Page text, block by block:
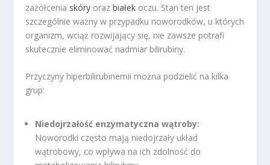
zażółcenia skóry orazbiałek oczu. Stan ten jest
szczególnie ważny w przypadku noworodków, u których
organizm, wciąż rozwijający się, nie zawsze potrafi
skutecznie eliminować nadmiar bilirubiny.
Przyczyny hiperbilirubinemii można podzielić na kilka
grup:
Niedojrzałość enzymatyczna wątroby:
Noworodki często mają niedojrzały układ
wątrobowy, co wpływa na ich zdolność do